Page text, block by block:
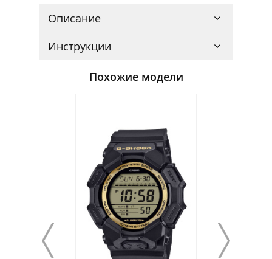
Описание
Инструкции
Похожие модели